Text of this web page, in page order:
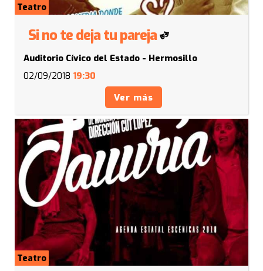
Teatro
Si no te deja tu pareja
Auditorio Cívico del Estado - Hermosillo
02/09/2018 19:30
Ver más
Teatro